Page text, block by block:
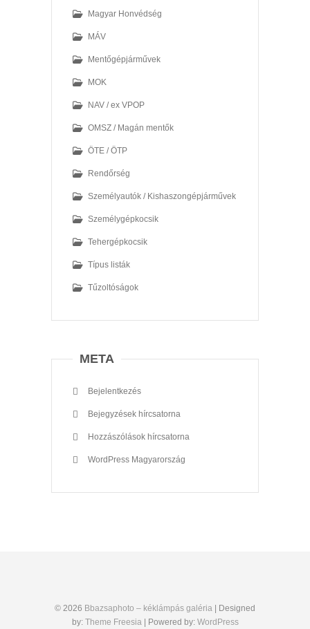
Magyar Honvédség
MÁV
Mentőgépjárművek
MOK
NAV / ex VPOP
OMSZ / Magán mentők
ÖTE / ÖTP
Rendőrség
Személyautók / Kishaszongépjárművek
Személygépkocsik
Tehergépkocsik
Típus listák
Tűzoltóságok
META
Bejelentkezés
Bejegyzések hírcsatorna
Hozzászólások hírcsatorna
WordPress Magyarország
© 2026 Bbazsaphoto – kéklámpás galéria | Designed
by: Theme Freesia | Powered by: WordPress